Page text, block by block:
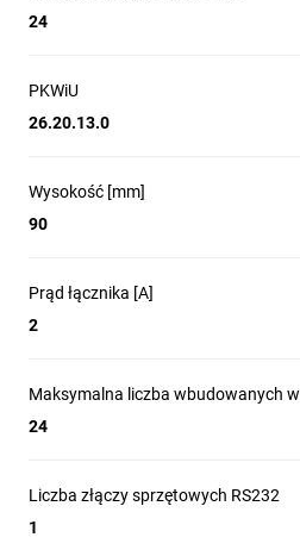
24
PKWiU
26.20.13.0
Wysokość [mm]
90
Prąd łącznika [A]
2
Maksymalna liczba wbudowanych
24
Liczba złączy sprzętowych RS232
1